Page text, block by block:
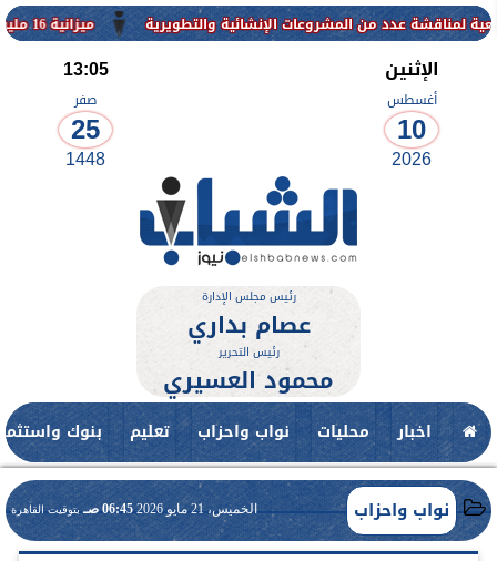
ميزانية 16 مليون جنيه لتطوير حديقة ناصر بأبوتيج.. نقلة حضارية تحافظ على تاريخها عدد من المشروعات الإنشائية والتطويرية
الإثنين
أغسطس
10
2026
13:05
صفر
25
1448
رئيس مجلس الإدارة
عصام بداري
رئيس التحرير
محمود العسيري
اخبار محليات نواب واحزاب تعليم بنوك
نواب واحزاب الخميس، 21 مايو 2026 06:45 صـ بتوقيت القاهرة